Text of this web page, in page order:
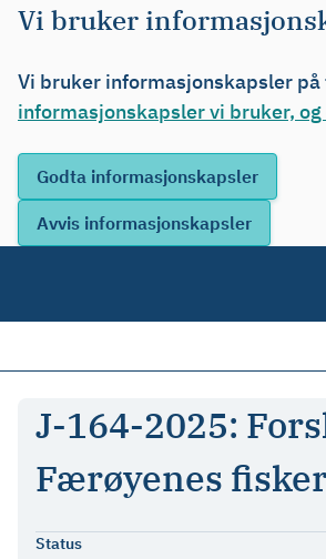
Vi bruker
Vi bruker informasjonskapsler
informasjonskapsler vi bruker,
J-164-2025:
Færøyenes
Status